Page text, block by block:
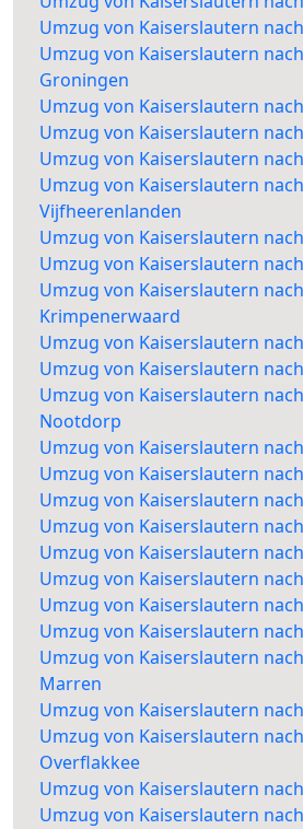
Umzug von Kaiserslautern
Umzug von Kaiserslautern
Groningen
Umzug von Kaiserslautern
Umzug von Kaiserslautern
Umzug von Kaiserslautern
Umzug von Kaiserslautern nach
Vijfheerenlanden
Umzug von Kaiserslautern
Umzug von Kaiserslautern
Umzug von Kaiserslautern nach
Krimpenerwaard
Umzug von Kaiserslautern
Umzug von Kaiserslautern
Umzug von Kaiserslautern
Nootdorp
Umzug von Kaiserslautern
Umzug von Kaiserslautern
Umzug von Kaiserslautern
Umzug von Kaiserslautern
Umzug von Kaiserslautern
Umzug von Kaiserslautern
Umzug von Kaiserslautern
Umzug von Kaiserslautern
Umzug von Kaiserslautern
Marren
Umzug von Kaiserslautern
Umzug von Kaiserslautern
Overflakkee
Umzug von Kaiserslautern
Umzug von Kaiserslautern